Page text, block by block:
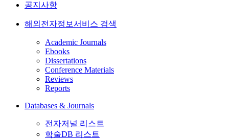
공지사항
해외전자정보서비스 검색
Academic Journals
Ebooks
Dissertations
Conference Materials
Reviews
Reports
Databases & Journals
전자저널 리스트
학술DB 리스트